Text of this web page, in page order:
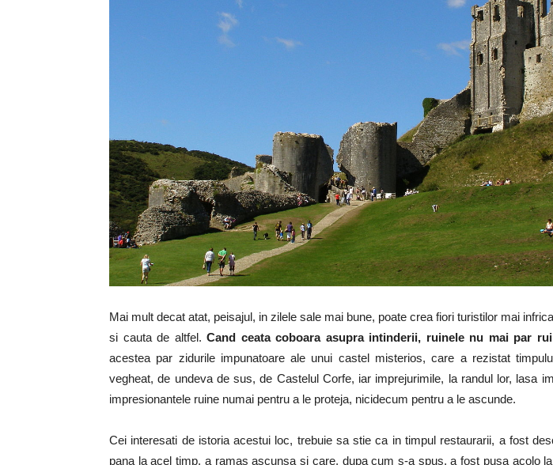
Mai mult decat atat, peisajul, in zilele sale mai bune, poate crea fiori turistilor mai
si cauta de altfel. Cand ceata coboara asupra intinderii, ruinele nu mai par
acestea par zidurile impunatoare ale unui castel misterios, care a rezistat
vegheat, de undeva de sus, de Castelul Corfe, iar imprejurimile, la randul lor, lasa
impresionantele ruine numai pentru a le proteja, nicidecum pentru a le ascunde.
Cei interesati de istoria acestui loc, trebuie sa stie ca in timpul restaurarii, a fost
pana la acel timp, a ramas ascunsa si care, dupa cum s-a spus, a fost pusa acolo